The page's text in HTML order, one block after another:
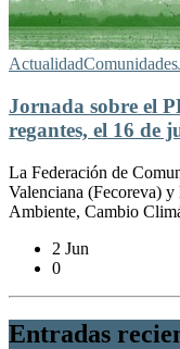
ActualidadComunidades
Jornada sobre el
regantes, el 16 de
La Federación de
Valenciana (Fecoreva)
Ambiente, Cambio
2 Jun
0
Entradas